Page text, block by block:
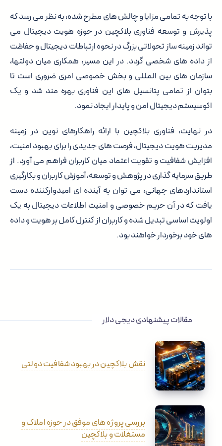
با توجه به تمامی مزایا و چالش های مطرح شده، به نظر می رسد که
پذیرش و توسعه فناوری بلاکچین در حوزه هویت دیجیتال می
تواند زمینه ساز تحولاتی بزرگ در نحوه ارتباطات دیجیتال و حفاظت
از داده های شخصی گردد. در این مسیر، همکاری میان دولتها،
سازمان های بین المللی و بخش خصوصی امری ضروری است تا
بتوان از تمامی پتانسیل های این فناوری بهره مند شد و یک
اکوسیستم دیجیتال امن و پایدار ایجاد نمود.
در نهایت، فناوری بلاکچین با ارائه راهکارهای نوین در زمینه
مدیریت هویت دیجیتال، فرصت های جدیدی را برای بهبود امنیت،
افزایش شفافیت و تقویت اعتماد میان کاربران فراهم می آورد. از
طریق سرمایه گذاری در پژوهش و توسعه، آموزش کاربران و بکارگیری
استانداردهای جهانی، می توان به آینده ای امیدوارکننده دست
یافت که در آن حریم خصوصی و امنیت اطلاعات دیجیتال به یک
اولویت اساسی تبدیل شده و کاربران از کنترل کامل بر هویت و داده
های خود برخوردار خواهند بود.
مقالات پیشنهادی دیجی دلار
نقش بلاکچین در بهبود شفافیت دولتی
بررسی پروژه های موفق در حوزه املاک و
مستغلات و بلاکچین